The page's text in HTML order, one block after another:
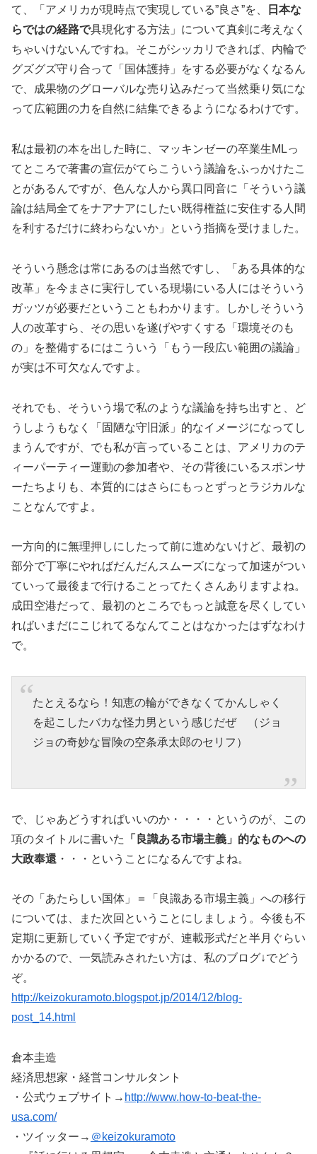
て、「アメリカが現時点で実現している”良さ”を、
日本な
らではの経路で具現化する方法」について真剣に考えなく
ちゃいけないんですね。そこがシッカリできれば、内輪で
グズグズ守り合って「国体護持」をする必要がなくなるん
で、成果物のグローバルな売り込みだって当然乗り気にな
って広範囲の力を自然に結集できるようになるわけです。
私は最初の本を出した時に、マッキンゼーの卒業生MLっ
てところで著書の宣伝がてらこういう議論をふっかけたこ
とがあるんですが、色んな人から異口同音に「そういう議
論は結局全てをナアナアにしたい既得権益に安住する人間
を利するだけに終わらないか」という指摘を受けました。
そういう懸念は常にあるのは当然ですし、「ある具体的な
改革」を今まさに実行している現場にいる人にはそういう
ガッツが必要だということもわかります。しかしそういう
人の改革すら、その思いを遂げやすくする「環境そのも
の」を整備するにはこういう「もう一段広い範囲の議論」
が実は不可欠なんですよ。
それでも、そういう場で私のような議論を持ち出すと、ど
うしようもなく「固陋な守旧派」的なイメージになってし
まうんですが、でも私が言っていることは、アメリカのテ
ィーパーティー運動の参加者や、その背後にいるスポンサ
ーたちよりも、本質的にはさらにもっとずっとラジカルな
ことなんですよ。
一方向的に無理押しにしたって前に進めないけど、最初の
部分で丁寧にやればだんだんスムーズになって加速がつい
ていって最後まで行けることってたくさんありますよね。
成田空港だって、最初のところでもっと誠意を尽くしてい
ればいまだにこじれてるなんてことはなかったはずなわけ
で。
たとえるなら！知恵の輪ができなくてかんしゃく
を起こしたバカな怪力男という感じだぜ （ジョ
ジョの奇妙な冒険の空条承太郎のセリフ）
で、じゃあどうすればいいのか・・・・というのが、この
項のタイトルに書いた
「良識ある市場主義」的なものへの
大政奉還 ・・・ということになるんですよね。
その「あたらしい国体」＝「良識ある市場主義」への移行
については、また次回ということにしましょう。今後も不
定期に更新していく予定ですが、連載形式だと半月ぐらい
かかるので、一気読みされたい方は、私のブログ↓でどう
ぞ。
http://keizokuramoto.blogspot.jp/2014/12/blog-
post_14.html
倉本圭造
経済思想家・経営コンサルタント
・公式ウェブサイト→ http://www.how-to-beat-the-
usa.com/
・ツイッター→ ＠keizokuramoto